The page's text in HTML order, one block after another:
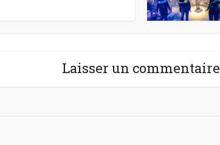
Laisser un commentaire